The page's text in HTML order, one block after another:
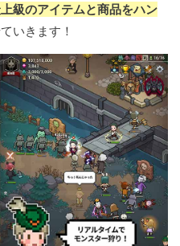
級のアイテムと商品をハン
いきます！